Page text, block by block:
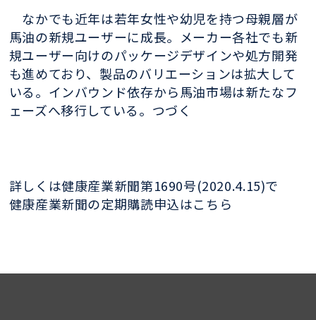
なかでも近年は若年女性や幼児を持つ母親層が
馬油の新規ユーザーに成長。メーカー各社でも新
規ユーザー向けのパッケージデザインや処方開発
も進めており、製品のバリエーションは拡大して
いる。インバウンド依存から馬油市場は新たなフ
ェーズへ移行している。つづく
詳しくは健康産業新聞第1690号(2020.4.15)で
健康産業新聞の定期購読申込はこちら